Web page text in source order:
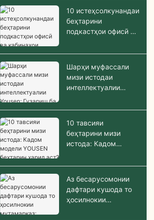
10 истеҳсолкунандаи
беҳтарини
подкастҳои офисӣ ва
садоногузар дар
соли 2026
Шарҳи муфассали
мизи истодаи
интеллектуалии
нишасту истодан бо
як ламс
10 тавсияи
беҳтарини мизи
истода: Кадом
беҳтарин харид аст?
Аз бесарусомонии
дафтари кушода то
ҳосилнокии